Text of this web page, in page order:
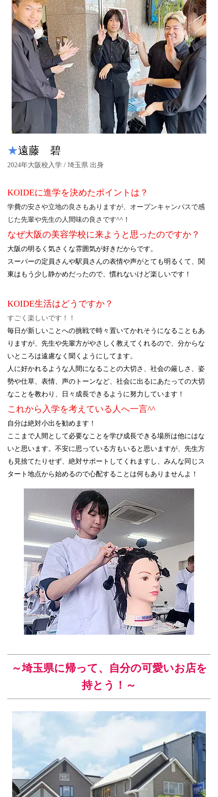
★遠藤 碧
2024年大阪校入学 / 埼玉県 出身
KOIDEに進学を決めたポイントは？
学費の安さや立地の良さもありますが、オープンキャンパスで感
じた先輩や先生の人間味の良さです^^！
なぜ大阪の美容学校に来ようと思ったのですか？
大阪の明るく気さくな雰囲気が好きだからです。
スーパーの定員さんや駅員さんの表情や声がとても明るくて、関
東はもう少し静かめだったので、慣れないけど楽しいです！
KOIDE生活はどうですか？
すごく楽しいです！！
毎日が新しいことへの挑戦で時々置いてかれそうになることもあ
りますが、先生や先輩方がやさしく教えてくれるので、分からな
いところは遠慮なく聞くようにしてます。
人に好かれるような人間になることの大切さ、社会の厳しさ、姿
勢や仕草、表情、声のトーンなど、社会に出るにあたっての大切
なことを教わり、日々成長できるように努力しています！
これから入学を考えている人へ一言^^
自分は絶対小出を勧めます！
ここまで人間として必要なことを学び成長できる場所は他にはな
いと思います。不安に思っている方もいると思いますが、先生方
も見捨てたりせず、絶対サポートしてくれますし、みんな同じス
タート地点から始めるので心配することは何もありませんよ！
～埼玉県に帰って、自分の可愛いお店を
持とう！～